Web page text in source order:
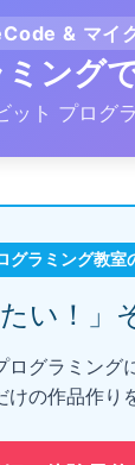
& マイ
ング
ット プログ
グラミング教室
い！」
ログラミング
けの作品作り